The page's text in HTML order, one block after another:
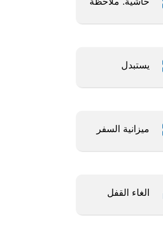
يستبدل
ميزانية السفر
الغاء القفل